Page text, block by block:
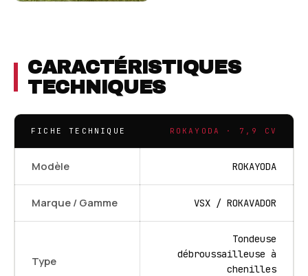
CARACTÉRISTIQUES
TECHNIQUES
FICHE TECHNIQUE ROKAYODA · 7,9 CV
Modèle ROKAYODA
Marque / Gamme VSX / ROKAVADOR
Type
Tondeuse
débroussailleuse à
chenilles